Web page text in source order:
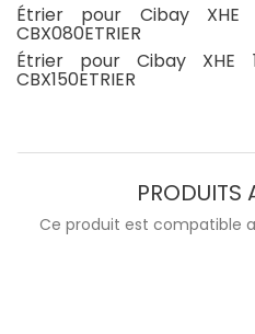
Étrier pour Cibay
CBX080ETRIER
Étrier pour Cibay XHE
CBX150ETRIER
PRODUITS
Ce produit est compatible